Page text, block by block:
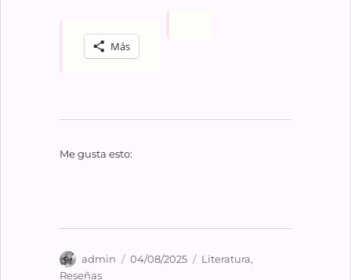
Más
Me gusta esto:
Autor
admin
Publicado
04/08/2025 Categorías
Literatura,
Reseñas